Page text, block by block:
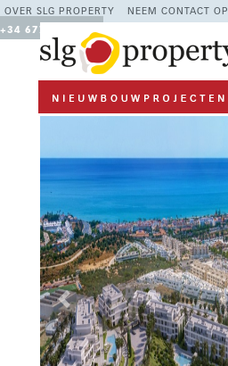
OVER SLG PROPERTY NEEM CONTACT OP
+34 677 670 480
Previous